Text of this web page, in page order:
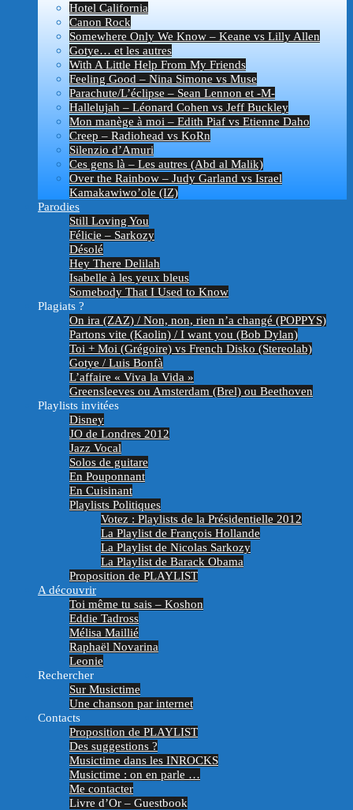
Hotel California
Canon Rock
Somewhere Only We Know – Keane vs Lilly Allen
Gotye… et les autres
With A Little Help From My Friends
Feeling Good – Nina Simone vs Muse
Parachute/L’éclipse – Sean Lennon et -M-
Hallelujah – Léonard Cohen vs Jeff Buckley
Mon manège à moi – Edith Piaf vs Etienne Daho
Creep – Radiohead vs KoRn
Silenzio d’Amuri
Ces gens là – Les autres (Abd al Malik)
Over the Rainbow – Judy Garland vs Israel
Kamakawiwo’ole (IZ)
Parodies
Still Loving You
Félicie – Sarkozy
Désolé
Hey There Delilah
Isabelle à les yeux bleus
Somebody That I Used to Know
Plagiats ?
On ira (ZAZ) / Non, non, rien n’a changé (POPPYS)
Partons vite (Kaolin) / I want you (Bob Dylan)
Toi + Moi (Grégoire) vs French Disko (Stereolab)
Gotye / Luis Bonfà
L’affaire « Viva la Vida »
Greensleeves ou Amsterdam (Brel) ou Beethoven
Playlists invitées
Disney
JO de Londres 2012
Jazz Vocal
Solos de guitare
En Pouponnant
En Cuisinant
Playlists Politiques
Votez : Playlists de la Présidentielle 2012
La Playlist de François Hollande
La Playlist de Nicolas Sarkozy
La Playlist de Barack Obama
Proposition de PLAYLIST
A découvrir
Toi même tu sais – Koshon
Eddie Tadross
Mélisa Maillié
Raphaël Novarina
Leonie
Rechercher
Sur Musictime
Une chanson par internet
Contacts
Proposition de PLAYLIST
Des suggestions ?
Musictime dans les INROCKS
Musictime : on en parle …
Me contacter
Livre d’Or – Guestbook